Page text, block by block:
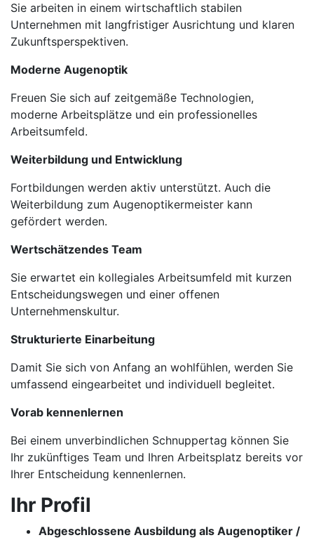
Sie arbeiten in einem wirtschaftlich stabilen
Unternehmen mit langfristiger Ausrichtung und klaren
Zukunftsperspektiven.
Moderne Augenoptik
Freuen Sie sich auf zeitgemäße Technologien,
moderne Arbeitsplätze und ein professionelles
Arbeitsumfeld.
Weiterbildung und Entwicklung
Fortbildungen werden aktiv unterstützt. Auch die
Weiterbildung zum Augenoptikermeister kann
gefördert werden.
Wertschätzendes Team
Sie erwartet ein kollegiales Arbeitsumfeld mit kurzen
Entscheidungswegen und einer offenen
Unternehmenskultur.
Strukturierte Einarbeitung
Damit Sie sich von Anfang an wohlfühlen, werden Sie
umfassend eingearbeitet und individuell begleitet.
Vorab kennenlernen
Bei einem unverbindlichen Schnuppertag können Sie
Ihr zukünftiges Team und Ihren Arbeitsplatz bereits vor
Ihrer Entscheidung kennenlernen.
Ihr Profil
Abgeschlossene Ausbildung als Augenoptiker /